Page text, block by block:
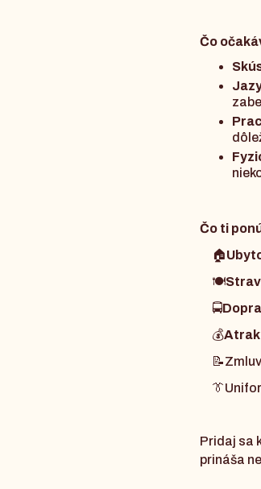
Čo
Čo ti
🏠
🍽
🚍
💰
Pridaj sa
prináša